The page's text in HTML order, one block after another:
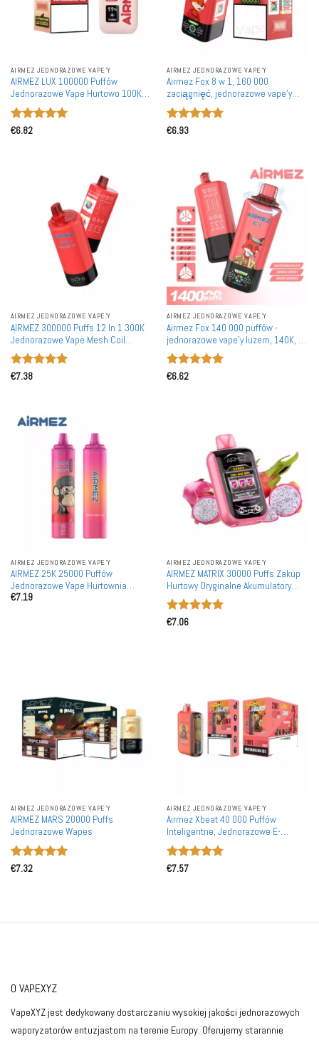
AIRMEZ JEDNORAZOWE VAPE'Y
AIRMEZ LUX 100000 Puffów
Jednorazowe Vape Hurtowo 100K
Widoczny Zbiornik Podwójna Cewka
Siatkowa Funkcja Boost
Oceniono
€6.82
AIRMEZ JEDNORAZOWE VAPE'Y
Airmez Fox 8 w 1, 160 000
zaciągnięć, jednorazowe vape'y
hurtowo - zakup w dużej ilości,
160K, pojemność 60 ml, siatkowa
cewka, wywietrznik w pudełku
Oceniono
€6.93
AIRMEZ JEDNORAZOWE VAPE'Y
AIRMEZ 300000 Puffs 12 In 1 300K
Jednorazowe Vape Mesh Coil
Premium Smart Wyświetlacz
Hurtownia Zakup luzem
Oceniono
€7.38
AIRMEZ JEDNORAZOWE VAPE'Y
Airmez Fox 140 000 puffów -
jednorazowe vape'y luzem, 140K, 6
kombinacji smaków, tryb mały
ekran, hurtownia
Oceniono
€6.62
AIRMEZ JEDNORAZOWE VAPE'Y
AIRMEZ 25K 25000 Puffów
Jednorazowe Vape Hurtownia
Zakup W Bulk Smart Ekran
€7.19
AIRMEZ JEDNORAZOWE VAPE'Y
AIRMEZ MATRIX 30000 Puffs Zakup
Hurtowy Oryginalne Akumulatory
Waporyzatory Jednorazowe
Detaliczne
Oceniono
€7.06
AIRMEZ JEDNORAZOWE VAPE'Y
AIRMEZ MARS 20000 Puffs
Jednorazowe Wapes
Oceniono
€7.32
AIRMEZ JEDNORAZOWE VAPE'Y
Airmez Xbeat 40 000 Puffów
Inteligentne, Jednorazowe E-
Papierosy w Słuchawkach -
Hurtownia, Zakup Luzem
Oceniono
€7.57
O VAPEXYZ
VapeXYZ jest dedykowany dostarczaniu wysokiej jakości jednorazowych
waporyzatorów entuzjastom na terenie Europy. Oferujemy starannie